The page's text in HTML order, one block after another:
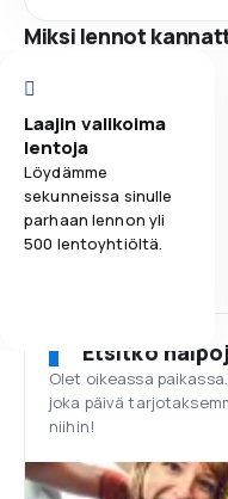
Miksi lennot
Laajin valikoima
lentoja
Löydämme
sekunneissa sinulle
parhaan lennon yli
500 lentoyhtiöltä.
Etsitkö
Olet oikeassa
joka päivä
niihin!